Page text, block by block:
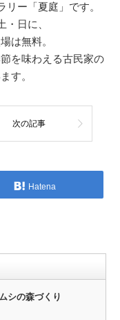
ー「夏庭」です。
日に、
は無料。
を味わえる古民家の
す。
次の記事
Hatena
シの森づくり